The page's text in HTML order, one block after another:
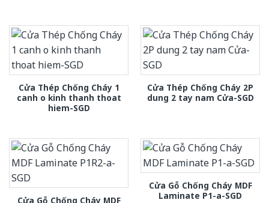
Cửa Thép Chống Cháy 1
canh o kinh thanh thoat
hiem-SGD
Cửa Thép Chống Cháy 2P
dung 2 tay nam Cửa-SGD
Cửa Gỗ Chống Cháy MDF
Cửa Gỗ Chống Cháy MDF
Laminate P1-a-SGD